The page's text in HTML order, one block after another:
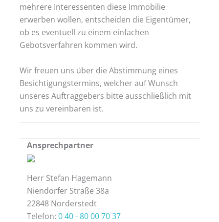
mehrere Interessenten diese Immobilie
erwerben wollen, entscheiden die Eigentümer,
ob es eventuell zu einem einfachen
Gebotsverfahren kommen wird.
Wir freuen uns über die Abstimmung eines
Besichtigungstermins, welcher auf Wunsch
unseres Auftraggebers bitte ausschließlich mit
uns zu vereinbaren ist.
Ansprechpartner
Herr Stefan Hagemann
Niendorfer Straße 38a
22848 Norderstedt
Telefon: 0 40 - 80 00 70 37